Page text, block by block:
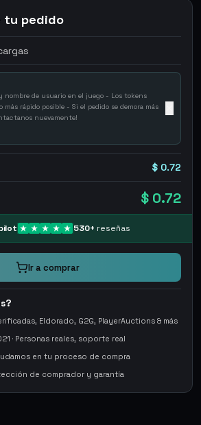
tu pedido
nombre de usuario en el juego - Los tokens
más rápido posible - Si el pedido se demora más
nuevamente!
$ 0.72
$ 0.72
530+ reseñas
Ir a comprar
Eldorado, G2G, PlayerAuctions & más
· Personas reales, soporte real
en tu proceso de compra
de comprador y garantía